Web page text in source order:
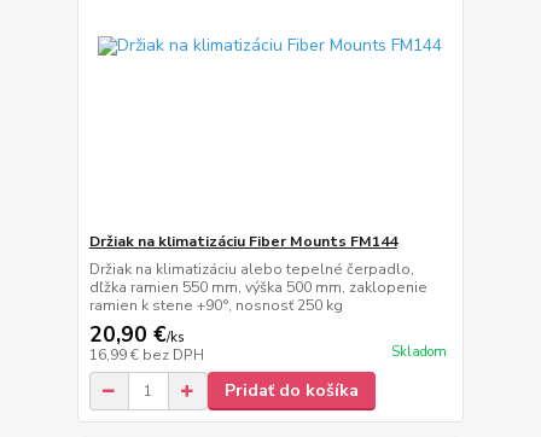
Držiak na klimatizáciu Fiber Mounts FM144
Držiak na klimatizáciu alebo tepelné čerpadlo,
dľžka ramien 550 mm, výška 500 mm, zaklopenie
ramien k stene +90°, nosnosť 250 kg
20,90 €/ks
16,99 € bez DPH Skladom
Pridať do košíka